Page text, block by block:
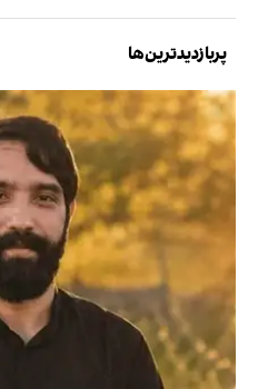
پربازدیدترین‌ها